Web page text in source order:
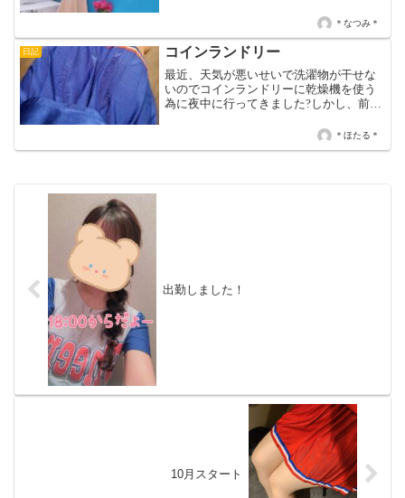
＊なつみ＊
日記 コインランドリー
最近、天気が悪いせいで洗濯物が干せな
いのでコインランドリーに乾燥機を使う
為に夜中に行ってきました?しかし、前迄
では「12分」に減ってるし?本日は18時〜
＊ほたる＊
出勤しました！
10月スタート